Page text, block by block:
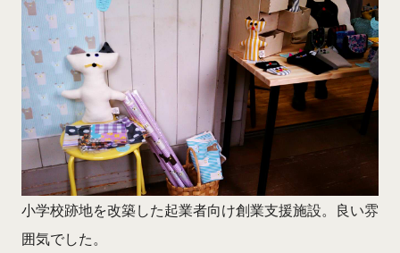
小学校跡地を改築した起業者向け創業支援施設。良い雰
囲気でした。